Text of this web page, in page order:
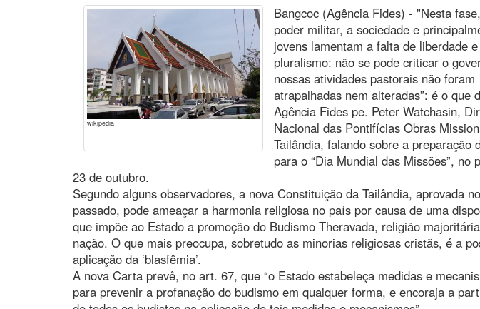
wikipedia
Bangcoc (Agência Fides) - "Nesta
poder militar, a sociedade e
jovens lamentam a falta de liberdade
pluralismo: não se pode criticar o
nossas atividades pastorais não foram
atrapalhadas nem alteradas”: é o que
Agência Fides pe. Peter Watchasin,
Nacional das Pontifícias Obras
Tailândia, falando sobre a preparação
para o “Dia Mundial das Missões”, no
23 de outubro.
Segundo alguns observadores, a nova Constituição da Tailândia, aprovada
passado, pode ameaçar a harmonia religiosa no país por causa de uma
que impõe ao Estado a promoção do Budismo Theravada, religião
nação. O que mais preocupa, sobretudo as minorias religiosas cristãs, é a
aplicação da ‘blasfêmia’.
A nova Carta prevê, no art. 67, que “o Estado estabeleça medidas e
para prevenir a profanação do budismo em qualquer forma, e encoraja a